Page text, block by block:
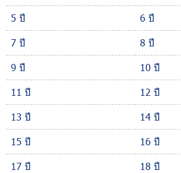
5 ปี
6 ปี
7 ปี
8 ปี
9 ปี
10 ปี
11 ปี
12 ปี
13 ปี
14 ปี
15 ปี
16 ปี
17 ปี
18 ปี